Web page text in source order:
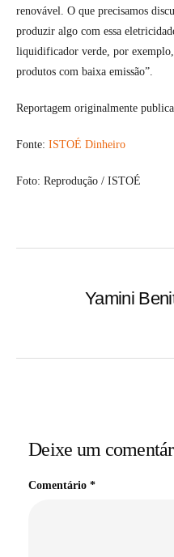
renovável. O que precisamos
produzir algo com essa
liquidificador verde, por
produtos com baixa emissão”.
Reportagem originalmente
Fonte: ISTOÉ Dinheiro
Foto: Reprodução / ISTOÉ
Yamini
Deixe um
Comentário *